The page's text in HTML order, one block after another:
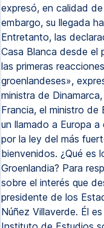
expresó, en calidad
embargo, su llegada
Entretanto, las
Casa Blanca desde el
las primeras
groenlandeses»,
ministra de
Francia, el ministro de
un llamado a Europa
por la ley del más
bienvenidos. ¿Qué es
Groenlandia? Para
sobre el interés que
presidente de los
Núñez Villaverde. Él